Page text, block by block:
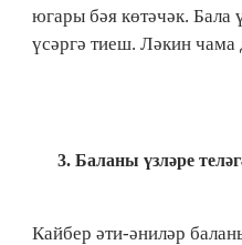
югары бәя көтәчәк. Бала
үсәргә тиеш. Ләкин чама
3.​ Баланы үзләре
Кайбер әти-әниләр